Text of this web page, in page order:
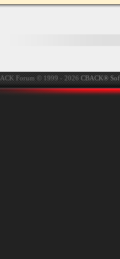
Ich habe mein Passwort
vergessen|Registrieren
Forum © 1999 - 2026CBACK®